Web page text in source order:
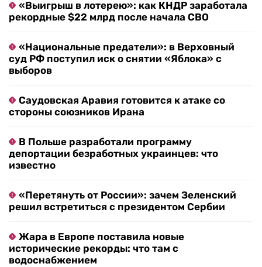
«Выигрыш в лотерею»: как КНДР заработала
рекордные $22 млрд после начала СВО
«Национальные предатели»: в Верховный
суд РФ поступил иск о снятии «Яблока» с
выборов
Саудовская Аравия готовится к атаке со
стороны союзников Ирана
В Польше разработали программу
депортации безработных украинцев: что
известно
«Перетянуть от России»: зачем Зеленский
решил встретиться с президентом Сербии
Жара в Европе поставила новые
исторические рекорды: что там с
водоснабжением